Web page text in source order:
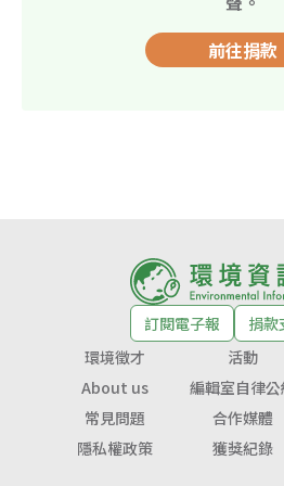
前往捐款
訂閱電子報
捐款
環境徵才
活動
About us
編輯室自律公
常見問題
合作媒體
隱私權政策
獲獎紀錄